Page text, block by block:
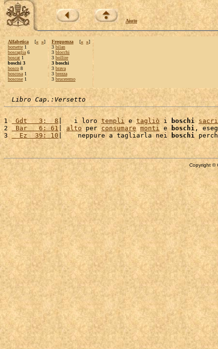
Aiuto
Alfabetica [« »]
borsette 1
boscaglia 6
boscat 1
boschi 3
bosco 8
boscosa 1
boscose 1
Frequenza [« »]
3 bilan
3 blocchi
3 bollire
3 boschi
3 brava
3 brezza
3 bruceremo
Libro Cap.:Versetto
1 Gdt   3:  8|   i loro templi e tagliò i boschi sacri
2
Bar   6: 61 alto per consumare monti e boschi ,
3
  Ez  39: 10
|    neppure a tagliarla nei boschi
Copyright ©